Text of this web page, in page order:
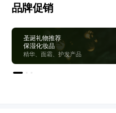
品牌促销
圣诞礼物推荐
保湿化妆品
精华、面霜、护发产品
际
新